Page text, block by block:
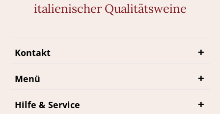
italienischer Qualitätsweine
Kontakt
Menü
Hilfe & Service